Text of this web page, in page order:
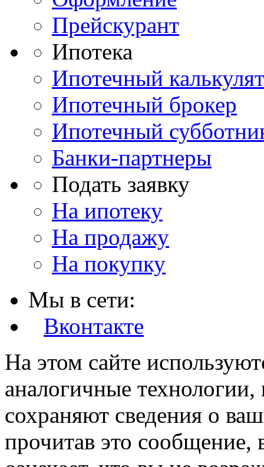
Прейскурант
Ипотека
Ипотечный
Ипотечный брокер
Ипотечный
Банки-партнеры
Подать заявку
На ипотеку
На продажу
На покупку
Мы в сети:
Вконтакте
На этом сайте
аналогичные технологии,
сохраняют сведения о
прочитав это сообщение,